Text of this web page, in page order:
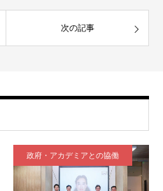
次の記事
政府・アカデミアとの協働